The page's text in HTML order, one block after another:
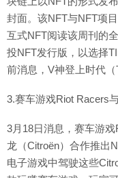
封面。该NFT与NFT项
互式NFT阅读该周刊的
投NFT发行版，以选择
前消息，V神登上时代（
3.赛车游戏Riot Racers
3月18日消息，赛车游
龙（Citroën）合作推出
电子游戏中驾驶这些